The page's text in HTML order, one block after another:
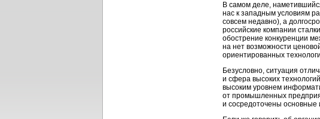
В самом деле,
нас к западным условиям
совсем недавно), а
российские компании
обострение конкуренции
на нет возможности
ориентированных
Безусловно, ситуация
и сфера высоких
высоким уровнем
от промышленных
и сосредоточены основные